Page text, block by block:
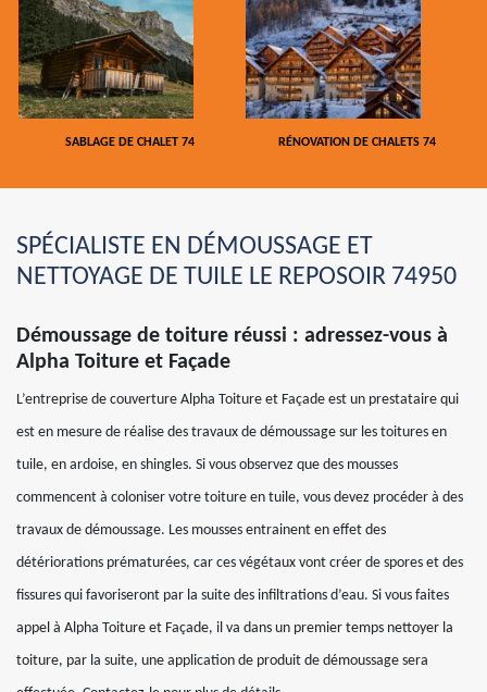
SABLAGE DE CHALET 74 RÉNOVATION DE CHALETS 74
SPÉCIALISTE EN DÉMOUSSAGE ET
NETTOYAGE DE TUILE LE REPOSOIR 74950
Démoussage de toiture réussi : adressez-vous à
Alpha Toiture et Façade
L’entreprise de couverture Alpha Toiture et Façade est un prestataire qui
est en mesure de réalise des travaux de démoussage sur les toitures en
tuile, en ardoise, en shingles. Si vous observez que des mousses
commencent à coloniser votre toiture en tuile, vous devez procéder à des
travaux de démoussage. Les mousses entrainent en effet des
détériorations prématurées, car ces végétaux vont créer de spores et des
fissures qui favoriseront par la suite des infiltrations d’eau. Si vous faites
appel à Alpha Toiture et Façade, il va dans un premier temps nettoyer la
toiture, par la suite, une application de produit de démoussage sera